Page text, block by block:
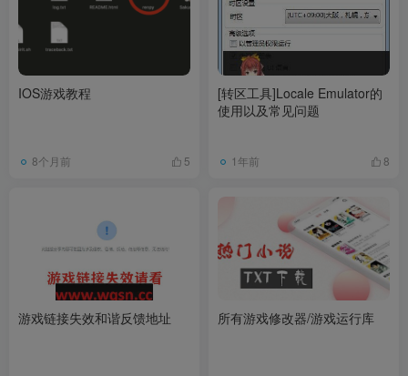
IOS游戏教程
8个月前 5
[转区工具]Locale Emulator的
使用以及常见问题
1年前 8
游戏链接失效和谐反馈地址 所有游戏修改器/游戏运行库